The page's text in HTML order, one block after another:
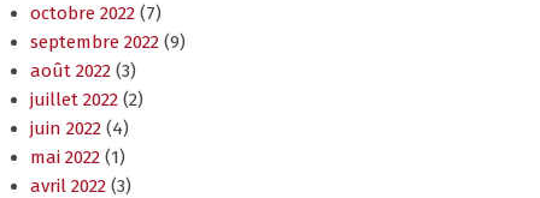
octobre 2022 (7)
septembre 2022 (9)
août 2022 (3)
juillet 2022 (2)
juin 2022 (4)
mai 2022 (1)
avril 2022 (3)